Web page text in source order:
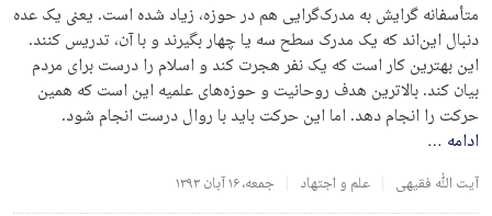
متأسفانه گرایش به مدرک‌گرایی هم در حوزه، زیاد شده است. یعنی یک عده
دنبال این‌اند که یک مدرک سطح سه یا چهار بگیرند و با آن، تدریس کنند.
این بهترین کار است که یک نفر هجرت کند و اسلام را درست برای مردم
بیان کند. بالاترین هدف روحانیت و حوزه‌های علمیه این است که همین
حرکت را انجام دهد. اما این حرکت باید با روال درست انجام شود.
ادامه …
آیت الله فقیهی علم و اجتهاد جمعه، ۱۶ آبان ۱۳۹۳